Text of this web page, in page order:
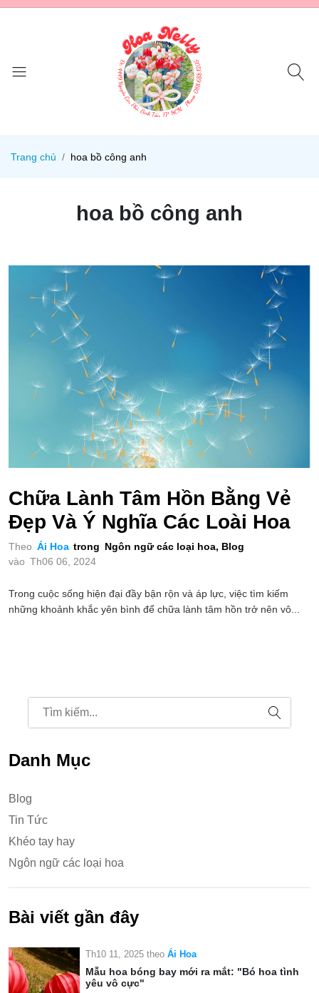
Trang chủ hoa bồ công anh
hoa bồ công anh
Chữa Lành Tâm Hồn Bằng Vẻ
Đẹp Và Ý Nghĩa Các Loài Hoa
Theo Ái Hoa trong Ngôn ngữ các loại hoa, Blog
vào Th06 06, 2024
Trong cuộc sống hiện đại đầy bận rộn và áp lực, việc tìm kiếm
những khoảnh khắc yên bình để chữa lành tâm hồn trở nên vô...
Danh Mục
Blog
Tin Tức
Khéo tay hay
Ngôn ngữ các loại hoa
Bài viết gần đây
Th10 11, 2025 theo Ái Hoa
Mẫu hoa bóng bay mới ra mắt: "Bó hoa tình
yêu vô cực"